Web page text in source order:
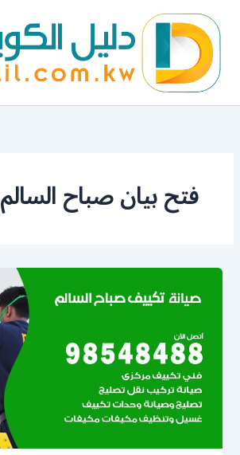
المحتوى
فتح بيان صباح السالم